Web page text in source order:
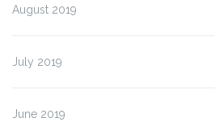
August 2019
July 2019
June 2019